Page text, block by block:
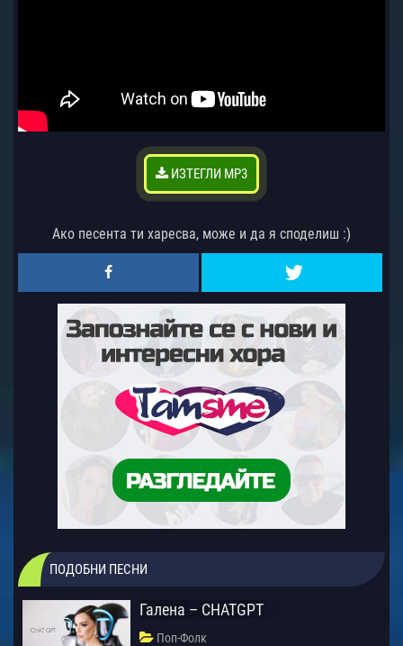
ИЗТЕГЛИ MP3
Ако песента ти харесва, може и да я споделиш :)
ПОДОБНИ ПЕСНИ
Галена – CHATGPT
Поп-Фолк